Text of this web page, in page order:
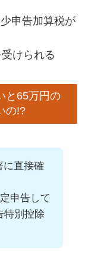
申告加算税が
けられる
と65万円の
の!?
に直接確
申告して
特別控除